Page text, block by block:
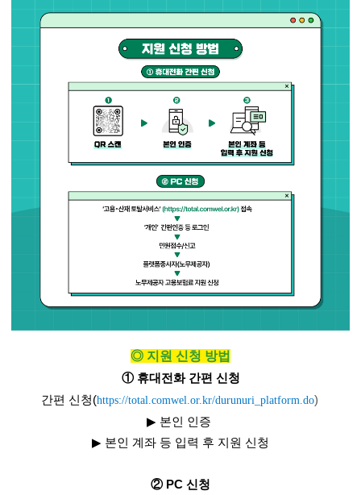
◎ 지원 신청 방법
① 휴대전화 간편 신청
간편 신청(https://total.comwel.or.kr/durunuri_platform.do)
▶ 본인 인증
▶ 본인 계좌 등 입력 후 지원 신청
② PC 신청